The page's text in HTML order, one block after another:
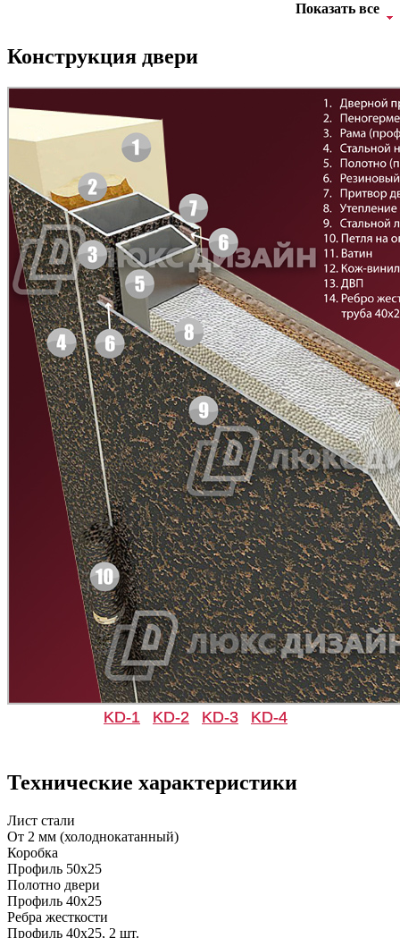
Показать все
Конструкция двери
KD-1 KD-2 KD-3 KD-4
Технические характеристики
Лист стали
От 2 мм (холоднокатанный)
Коробка
Профиль 50х25
Полотно двери
Профиль 40х25
Ребра жесткости
Профиль 40х25, 2 шт.